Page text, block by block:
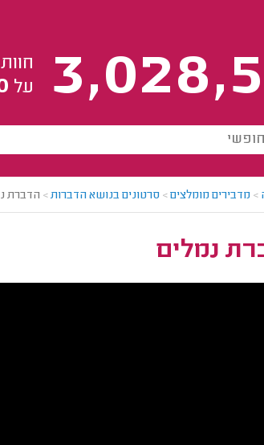
על
> מדבירים מומלצים> סרטונים בנושא הדברות> הדברת
נמלים